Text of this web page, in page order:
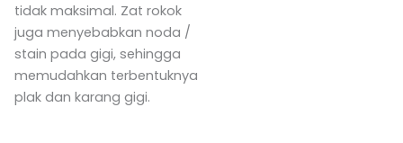
tidak maksimal. Zat rokok
juga menyebabkan noda /
stain pada gigi, sehingga
memudahkan terbentuknya
plak dan karang gigi.